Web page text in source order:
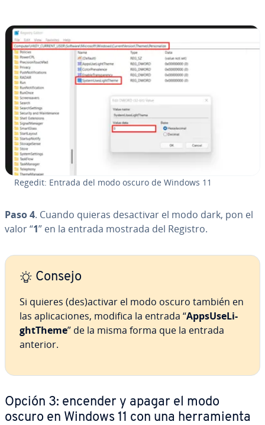
Regedit: Entrada del modo oscuro de Windows 11
Paso 4. Cuando quieras des­ac­ti­var el modo dark, pon el
valor “1” en la entrada mostrada del Registro.
Consejo
Si quieres (des)activar el modo oscuro también en
las apli­ca­cio­nes, modifica la entrada “Ap­p­sU­se­Li­
gh­t­The­me” de la misma forma que la entrada
anterior.
Opción 3: encender y apagar el modo
oscuro en Windows 11 con una he­rra­mie­n­ta